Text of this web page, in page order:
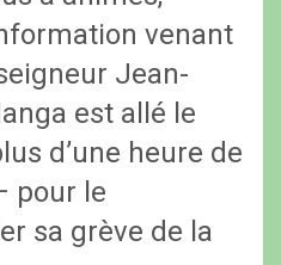
venant
Jean-
est allé le
d’une heure de
pour le
sa grève de la